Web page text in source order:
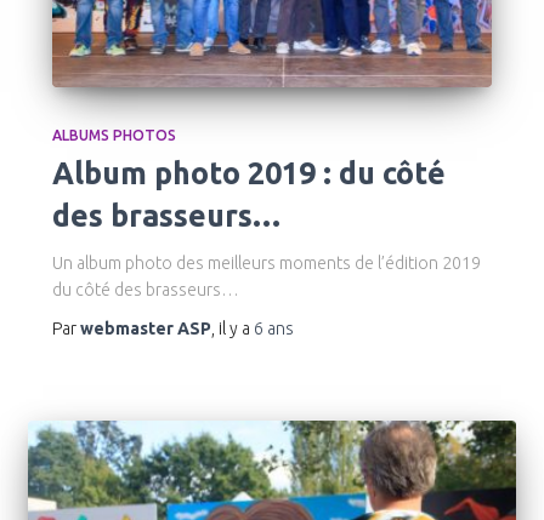
ALBUMS PHOTOS
Album photo 2019 : du côté
des brasseurs…
Un album photo des meilleurs moments de l’édition 2019
du côté des brasseurs…
Parwebmaster ASP, il y a 6 ans